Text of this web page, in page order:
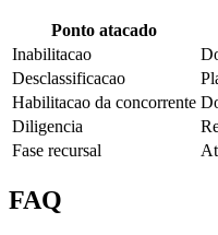
Ponto atacado
Inabilitacao
Desclassificacao
Habilitacao da concorrente
Diligencia
Fase recursal
FAQ